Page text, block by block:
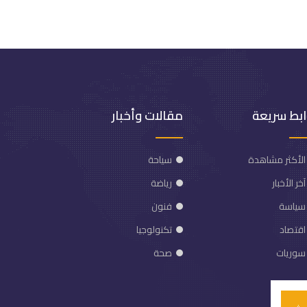
سريعة
الأكثر مشاهدة
آخر الأخبار
سياسة
اقتصاد
سوريات
مقالات وأخبار
سياحة
رياضة
فنون
تكنولوجيا
صحة